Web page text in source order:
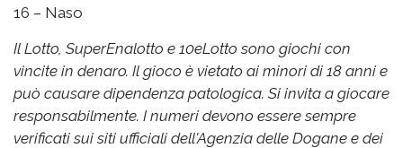
16 – Naso
Il Lotto, SuperEnalotto e 10eLotto sono giochi con
vincite in denaro. Il gioco è vietato ai minori di 18 anni e
può causare dipendenza patologica. Si invita a giocare
responsabilmente. I numeri devono essere sempre
verificati sui siti ufficiali dell'Agenzia delle Dogane e dei